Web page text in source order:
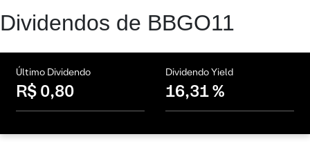
Dividendos de BBGO11
Último Dividendo
R$ 0,80
Dividendo Yield
16,31 %